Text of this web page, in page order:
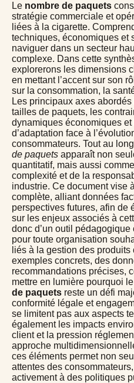
Le nombre de paquets
stratégie commerciale et
liées à la cigarette.
techniques, économiques et
naviguer dans un secteur
complexe. Dans cette
explorerons les dimensions
en mettant l’accent sur son
sur la consommation, la
Les principaux axes
tailles de paquets, les
dynamiques économiques
d’adaptation face à
consommateurs. Tout au
de paquets apparaît non
quantitatif, mais aussi
complexité et de la
industrie. Ce document vise
complète, alliant données
perspectives futures, afin de
sur les enjeux associés à
donc d’un outil pédagogique
pour toute organisation
liés à la gestion des
exemples concrets, des
recommandations précises,
mettre en lumière pourquoi
de paquets reste un défi
conformité légale et
se limitent pas aux aspects
également les impacts
client et la pression
approche
ces éléments permet non
attentes des
activement à des politiques